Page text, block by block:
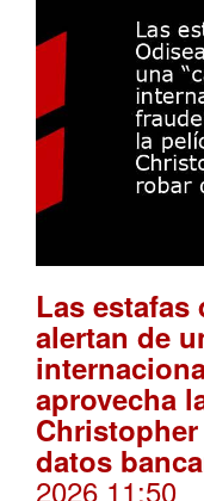
Las estafas
alertan de
aprovecha
datos
2026 11:50